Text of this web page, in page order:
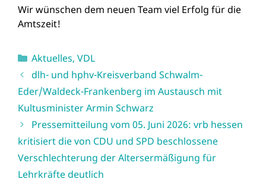
Wir wünschen dem neuen Team viel Erfolg für die
Amtszeit!
Kategorien
Aktuelles, VDL
dlh- und hphv-Kreisverband Schwalm-
Eder/Waldeck-Frankenberg im Austausch mit
Kultusminister Armin Schwarz
Pressemitteilung vom 05. Juni 2026: vrb hessen
kritisiert die von CDU und SPD beschlossene
Verschlechterung der Altersermäßigung für
Lehrkräfte deutlich